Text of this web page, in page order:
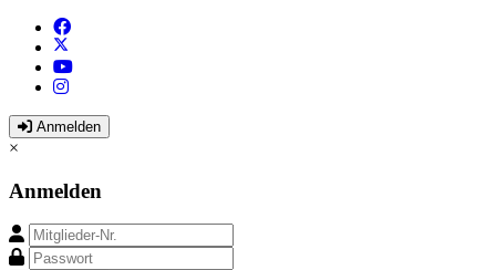
Anmelden
×
Anmelden